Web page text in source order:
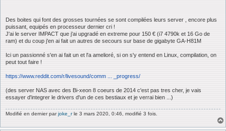
Des boites qui font des grosses tournées se sont compilées leurs server , encore plus
puissant, equipés en processeur dernier cri !
J'ai le server IMPACT que j'ai upgradé en extreme pour 150 € (i7 4790k et 16 Go de
ram) et du coup j'en ai fait un autres de secours sur base de gigabyte GA-H81M
Ici un passionné s'en ai fait un et l'a amelioré, si on s'y entend en Linux, compilation, on
peut tout faire !
https://www.reddit.com/r/livesound/comm ... _progress/
(des server NAS avec des Bi-xeon 8 coeurs de 2014 c'est pas tres cher, je vais
essayer d'integrer le drivers d'un de ces bestiaux et je verrai bien ...)
Modifié en dernier parjoke_rle 3 mars 2020, 0:46, modifié 3 fois.